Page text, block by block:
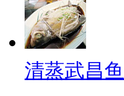
清蒸武昌鱼